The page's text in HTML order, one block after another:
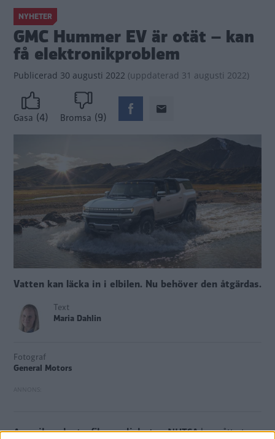
NYHETER
GMC Hummer EV är otät – kan
få elektronikproblem
Publicerad 30 augusti 2022 (uppdaterad 31 augusti 2022)
Gasa (4) Bromsa (9)
Vatten kan läcka in i elbilen. Nu behöver den åtgärdas.
Text
Maria Dahlin
Fotograf
General Motors
Amerikanska trafikmyndigheten NHTSAhar gått ut